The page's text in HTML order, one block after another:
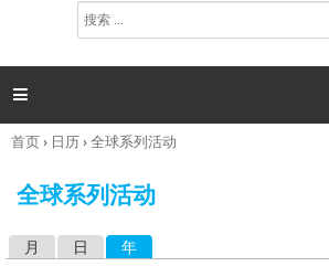
搜
索

你
这
首页› 日历›全球系列活动
全球系列活动
月 日 年